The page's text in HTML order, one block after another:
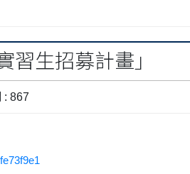
生招募計畫」
867